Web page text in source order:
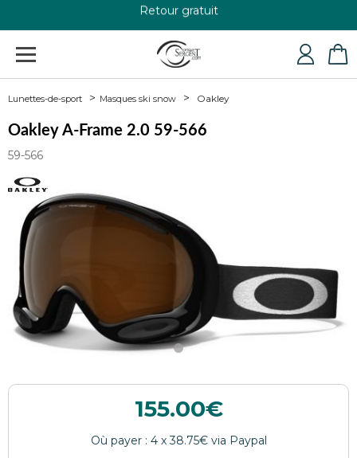
+33 4 79 24 76 84
Lunettes-de-sport Masques ski snow Oakley
Oakley A-Frame 2.0 59-566
59-566
155.00